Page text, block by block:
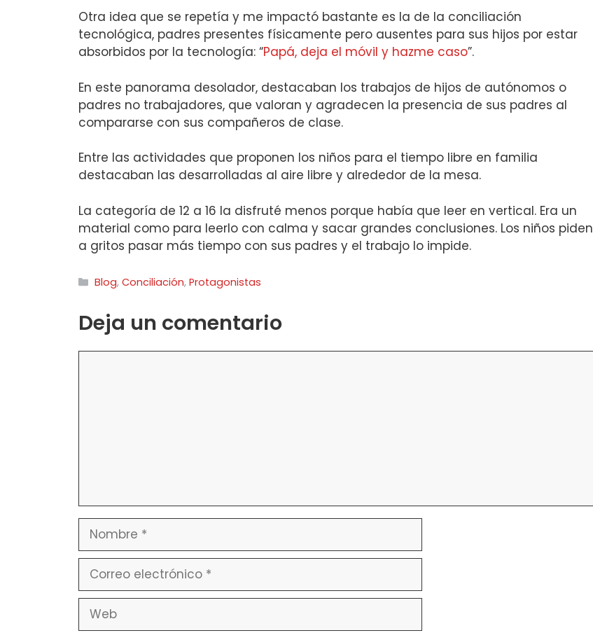
Otra idea que se repetía y me impactó bastante es la de la conciliación
tecnológica, padres presentes físicamente pero ausentes para sus hijos por estar
absorbidos por la tecnología: “Papá, deja el móvil y hazme caso”.
En este panorama desolador, destacaban los trabajos de hijos de autónomos o
padres no trabajadores, que valoran y agradecen la presencia de sus padres al
compararse con sus compañeros de clase.
Entre las actividades que proponen los niños para el tiempo libre en familia
destacaban las desarrolladas al aire libre y alrededor de la mesa.
La categoría de 12 a 16 la disfruté menos porque había que leer en vertical. Era un
material como para leerlo con calma y sacar grandes conclusiones. Los niños piden
a gritos pasar más tiempo con sus padres y el trabajo lo impide.
Categorías
Blog,Conciliación,Protagonistas
Deja un comentario
Nombre
Correo
electrónico
Web